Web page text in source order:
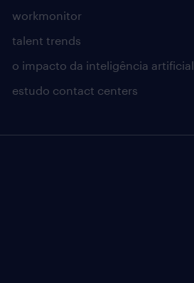
workmonitor
talent trends
o impacto da inteligência artificial
estudo contact centers